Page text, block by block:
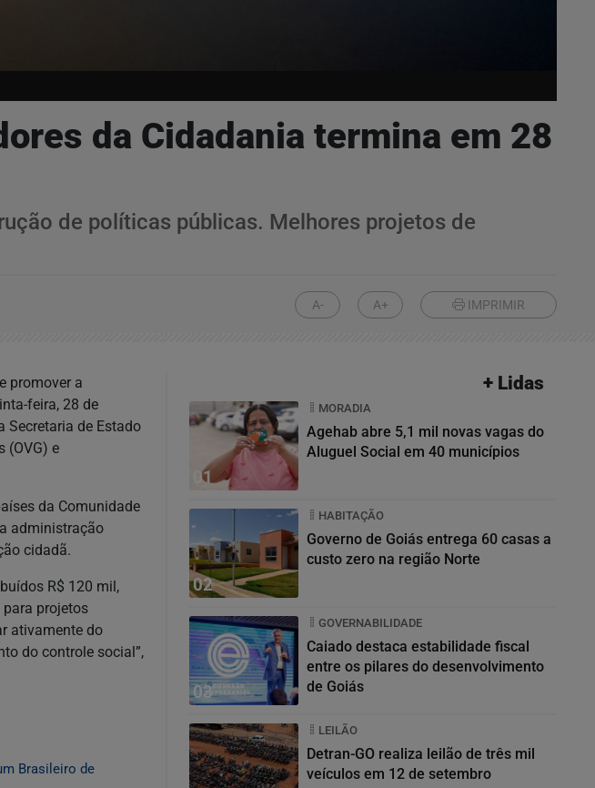
da Cidadania termina em 28
de políticas públicas. Melhores projetos de
A- A+ IMPRIMIR
promover a
feira, 28 de
Secretaria de Estado
(OVG) e
da Comunidade
administração
cidadã.
R$ 120 mil,
para projetos
ativamente do
do controle social”,
Brasileiro de
+ Lidas
01
MORADIA
Agehab abre 5,1 mil novas vagas do
Aluguel Social em 40 municípios
02
HABITAÇÃO
Governo de Goiás entrega 60 casas a
custo zero na região Norte
03
GOVERNABILIDADE
Caiado destaca estabilidade fiscal
entre os pilares do desenvolvimento
de Goiás
LEILÃO
Detran-GO realiza leilão de três mil
veículos em 12 de setembro